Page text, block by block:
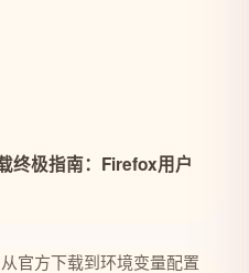
终极指南：Firefox用户